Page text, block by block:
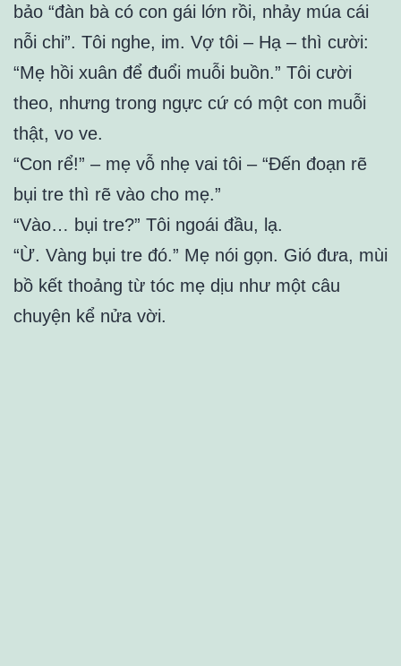
bảo “đàn bà có con gái lớn rồi, nhảy múa cái
nỗi chi”. Tôi nghe, im. Vợ tôi – Hạ – thì cười:
“Mẹ hồi xuân để đuổi muỗi buồn.” Tôi cười
theo, nhưng trong ngực cứ có một con muỗi
thật, vo ve.
“Con rể!” – mẹ vỗ nhẹ vai tôi – “Đến đoạn rẽ
bụi tre thì rẽ vào cho mẹ.”
“Vào… bụi tre?” Tôi ngoái đầu, lạ.
“Ừ. Vàng bụi tre đó.” Mẹ nói gọn. Gió đưa, mùi
bồ kết thoảng từ tóc mẹ dịu như một câu
chuyện kể nửa vời.